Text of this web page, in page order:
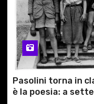
Pasolini torna in
è la poesia: a